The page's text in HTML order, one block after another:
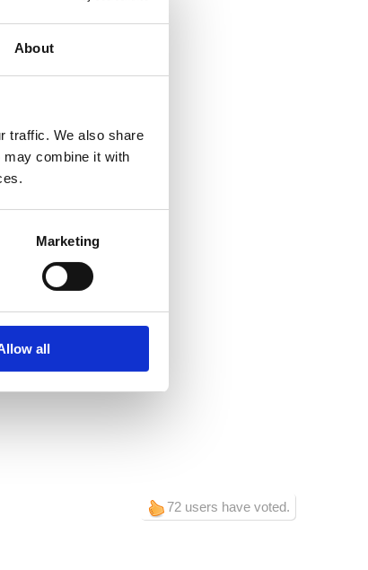
About
traffic. We also share
combine it with
Marketing
all
Stjepana Radića 4
98 539 993
72 users have voted.